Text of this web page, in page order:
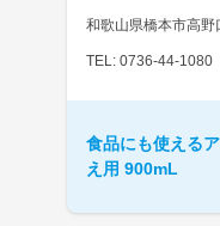
和歌山県橋本市高野
TEL: 0736-44-1080
食品にも使える
え用 900mL